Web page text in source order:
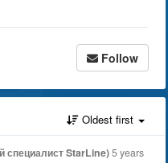
Follow
Oldest first
специалист StarLine)5 years